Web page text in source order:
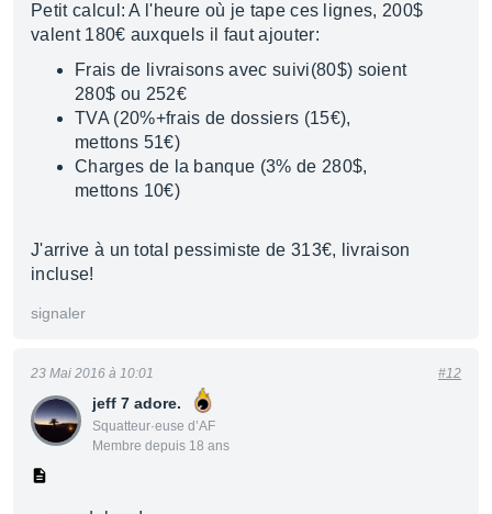
Petit calcul: A l'heure où je tape ces lignes, 200$
valent 180€ auxquels il faut ajouter:
Frais de livraisons avec suivi(80$) soient
280$ ou 252€
TVA (20%+frais de dossiers (15€),
mettons 51€)
Charges de la banque (3% de 280$,
mettons 10€)
J'arrive à un total pessimiste de 313€, livraison
incluse!
signaler
jeff 7 adore.
Squatteur·euse d’AF
Membre depuis 18 ans
23 Mai 2016 à 10:01 #12